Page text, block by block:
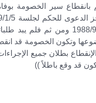
سير الخصومة
الخبير تقريره المودع بتاريخ
وتكون الخصومة قد
بطلان جميع
قد وقع باطلاً ))